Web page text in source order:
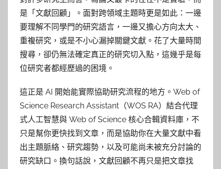
巴
詠
淳
是「文獻回顧」。面對跨領域主題時更是如此：一邊
要理解不同學門的研究語言，一邊又擔心方向太大、
重複研究，或是不小心漏掉關鍵文獻。花了大量時間
搜尋，卻仍無法確定真正的研究切入點，這幾乎是每
位研究者都經歷過的困境。
這正是 AI 開始能實際協助研究流程的地方。Web of
Science Research Assistant（WOS RA）結合代理
式人工智慧與 Web of Science 核心合輯資料庫，不
只是幫你更快找到文章，而是協助你在大量文獻中看
出主題脈絡、研究趨勢，以及可能尚未被充分討論的
研究缺口。換句話說，文獻回顧不再只是把文章找